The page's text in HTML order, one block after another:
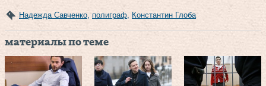
Надежда Савченко полиграф Константин Глоба
материалы по теме